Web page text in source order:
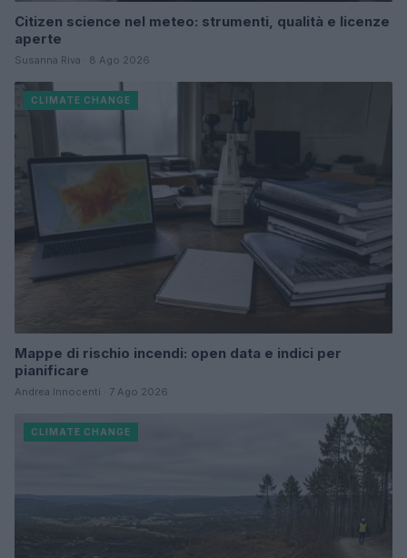
Citizen science nel meteo: strumenti, qualità e licenze
aperte
Susanna Riva · 8 Ago 2026
CLIMATE CHANGE
Mappe di rischio incendi: open data e indici per
pianificare
Andrea Innocenti · 7 Ago 2026
CLIMATE CHANGE